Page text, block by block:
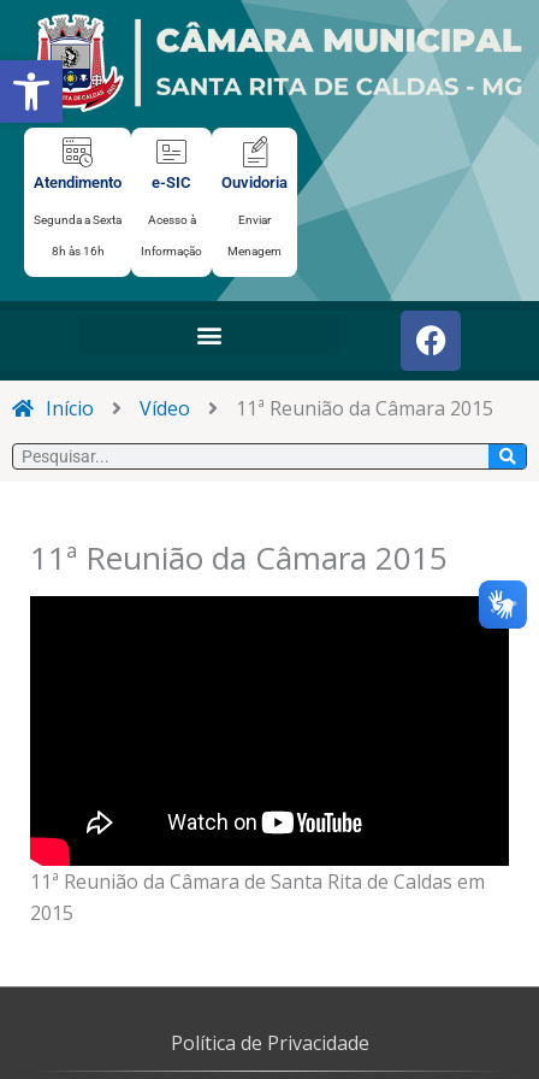
Abrir a barra de ferramentas
para
conteúdo
Atendimento
Segunda a Sexta
8h às 16h
e-SIC
Acesso à
Informação
Ouvidoria
Enviar
Menagem
F
a
c
e
b
o
Início Vídeo
11ª Reunião da Câmara 2015
Pesquisar
11ª Reunião da Câmara 2015
11ª Reunião da Câmara de Santa Rita de Caldas em
2015
Política de Privacidade